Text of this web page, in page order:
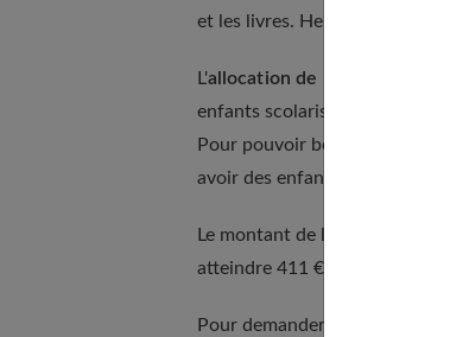
et les livres. Heureusement, il
L'allocation de rentrée scolaire
enfants scolarisés entre 6 et 16
Pour pouvoir bénéficier de
avoir des enfants scolarisés
Le montant de l'allocation de
atteindre 411 € pour les revenus
Pour demander cette allocation,